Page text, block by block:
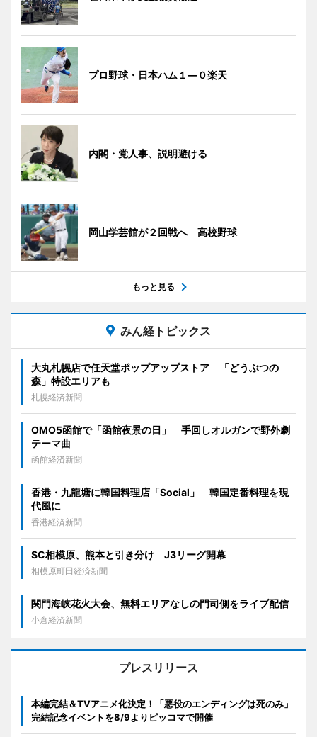
プロ野球・日本ハム１―０楽天
内閣・党人事、説明避ける
岡山学芸館が２回戦へ 高校野球
もっと見る
みん経トピックス
大丸札幌店で任天堂ポップアップストア 「どうぶつの
森」特設エリアも
札幌経済新聞
OMO5函館で「函館夜景の日」 手回しオルガンで野外劇
テーマ曲
函館経済新聞
香港・九龍塘に韓国料理店「Social」 韓国定番料理を現
代風に
香港経済新聞
SC相模原、熊本と引き分け J3リーグ開幕
相模原町田経済新聞
関門海峡花火大会、無料エリアなしの門司側をライブ配信
小倉経済新聞
プレスリリース
本編完結＆TVアニメ化決定！「悪役のエンディングは死のみ」
完結記念イベントを8/9よりピッコマで開催